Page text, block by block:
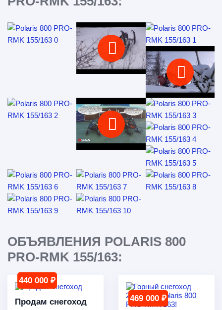
ОБЪЯВЛЕНИЯ POLARIS 800
PRO-RMK 155/163:
440 000 ₽
Продам снегоход 469 000 ₽